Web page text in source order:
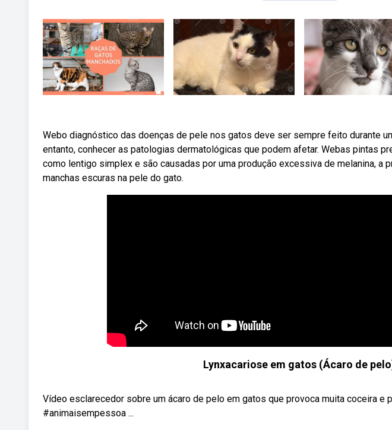
Webo diagnóstico das doenças de pele nos gatos deve ser sempre feito durante
entanto, conhecer as patologias dermatológicas que podem afetar. Webas pintas
como lentigo simplex e são causadas por uma produção excessiva de melanina, a
manchas escuras na pele do gato.
Lynxacariose em gatos (Ácaro de
Vídeo esclarecedor sobre um ácaro de pelo em gatos que provoca muita coceira e
#animaisempessoa ...